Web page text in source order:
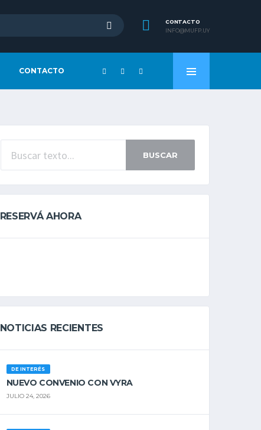
CONTACTO
INFO@MUFP.UY
CONTACTO
BUSCAR
RESERVÁ AHORA
NOTICIAS RECIENTES
DE INTERÉS
NUEVO CONVENIO CON VYRA
JULIO 24, 2026